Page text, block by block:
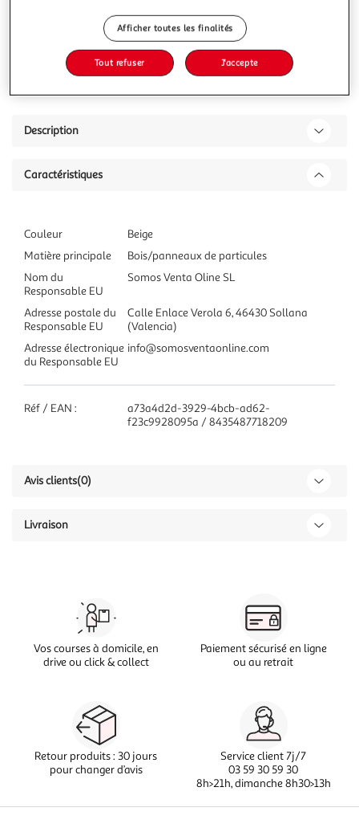
94,99€
Ajouter au panier
Ajouter à une liste
Description
Caractéristiques
Couleur
Beige
Matière principale
Bois/panneaux de particules
Nom du
Responsable EU
Somos Venta Oline SL
Adresse postale du
Responsable EU
Calle Enlace Verola 6, 46430 Sollana
(Valencia)
Adresse électronique
du Responsable EU
info@somosventaonline.com
Réf / EAN :
a73a4d2d-3929-4bcb-ad62-
f23c9928095a / 8435487718209
Avis clients(0)
Livraison
Vos courses à domicile, en
drive ou click & collect
Paiement sécurisé en ligne
ou au retrait
Retour produits : 30 jours
pour changer d’avis
Service client 7j/7
03 59 30 59 30
8h>21h, dimanche 8h30>13h
Afficher toutes les finalités
Tout refuser J'accepte